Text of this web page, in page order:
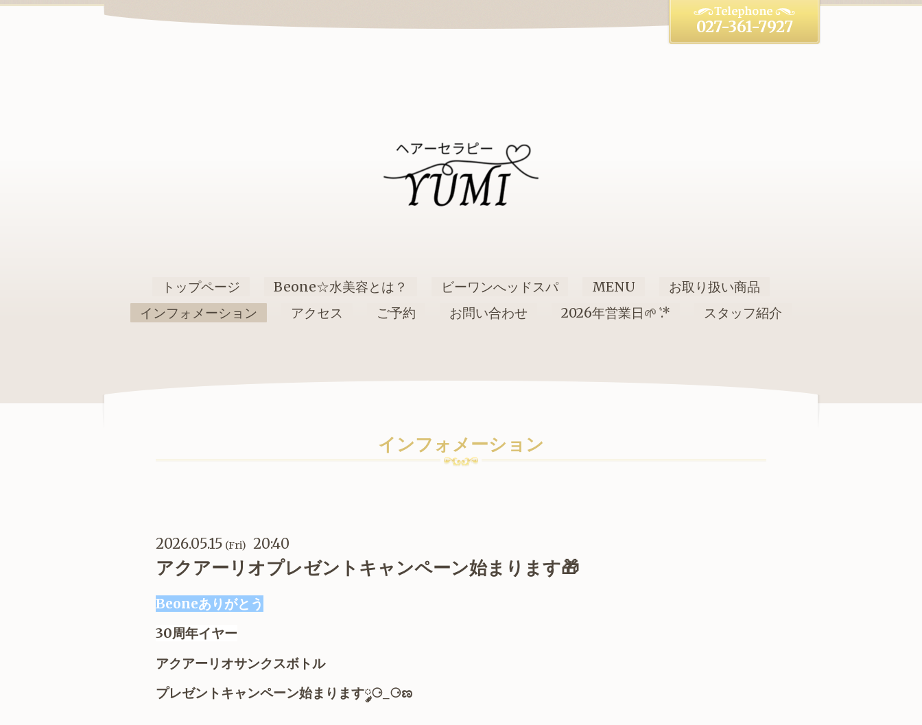
027-361-7927
トップページ Beone☆水美容とは？ ビーワンへッドスパ MENU
お取り扱い商品
インフォメーション
アクセス ご予約 お問い合わせ 2026年営業日🌱 ͛.* スタッフ紹介
インフォメーション
2026.05.15 (Fri) 20:40
アクアーリオプレゼントキャンペーン始まります🎁
Beoneありがとう
30周年イヤー
アクアーリオサンクスボトル
プレゼントキャンペーン始まります༘⚆_⚆ಣ